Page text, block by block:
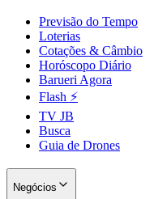
São Paulo
Previsão do Tempo
Loterias
Cotações & Câmbio
Horóscopo Diário
Barueri Agora
Flash ⚡
TV JB
Busca
Guia de Drones
Negócios